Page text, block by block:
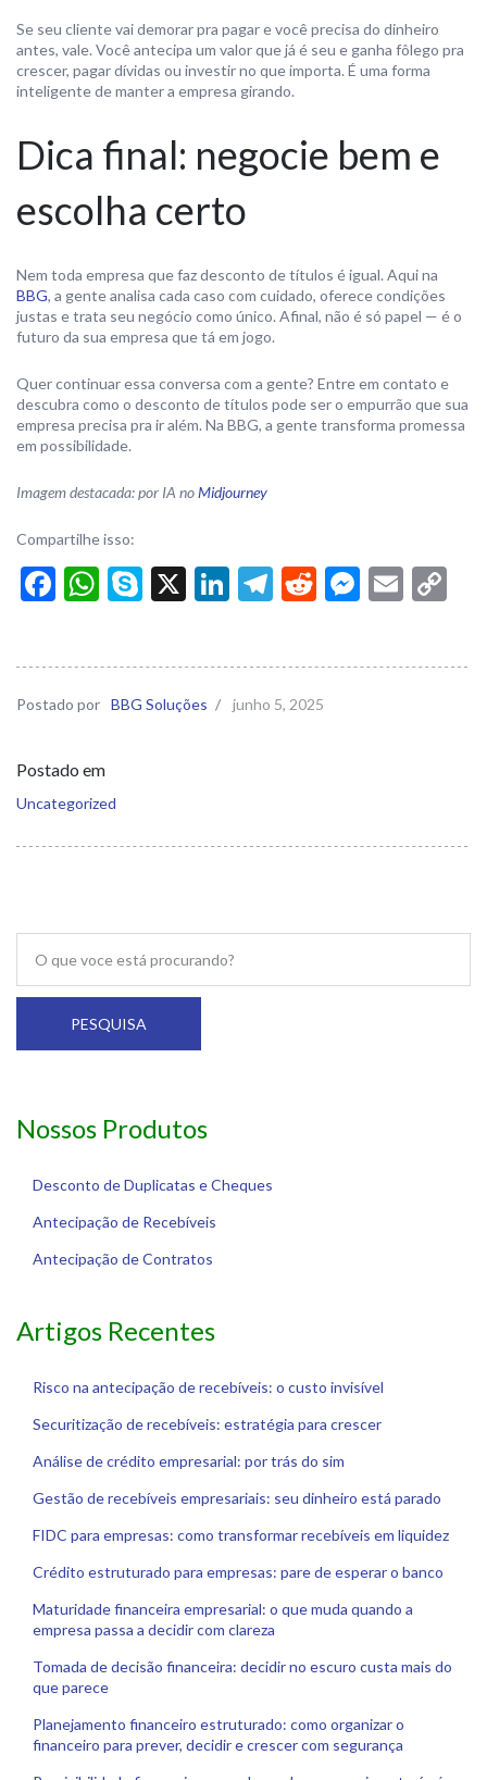
Se seu cliente vai demorar pra pagar e você precisa do dinheiro
antes, vale. Você antecipa um valor que já é seu e ganha fôlego pra
crescer, pagar dívidas ou investir no que importa. É uma forma
inteligente de manter a empresa girando.
Dica final: negocie bem e
escolha certo
Nem toda empresa que faz desconto de títulos é igual. Aqui na
BBG, a gente analisa cada caso com cuidado, oferece condições
justas e trata seu negócio como único. Afinal, não é só papel — é o
futuro da sua empresa que tá em jogo.
Quer continuar essa conversa com a gente? Entre em contato e
descubra como o desconto de títulos pode ser o empurrão que sua
empresa precisa pra ir além. Na BBG, a gente transforma promessa
em possibilidade.
Imagem destacada: por IA noMidjourney
Compartilhe isso:
Facebook
WhatsApp
Skype
X LinkedIn
Telegram
RedditEmail
Postado por BBG Soluções / junho 5, 2025
Postado em
Uncategorized
PESQUISA
Nossos Produtos
Desconto de Duplicatas e Cheques
Antecipação de Recebíveis
Antecipação de Contratos
Artigos Recentes
Risco na antecipação de recebíveis: o custo invisível
Securitização de recebíveis: estratégia para crescer
Análise de crédito empresarial: por trás do sim
Gestão de recebíveis empresariais: seu dinheiro está parado
FIDC para empresas: como transformar recebíveis em liquidez
Crédito estruturado para empresas: pare de esperar o banco
Maturidade financeira empresarial: o que muda quando a
empresa passa a decidir com clareza
Tomada de decisão financeira: decidir no escuro custa mais do
que parece
Planejamento financeiro estruturado: como organizar o
financeiro para prever, decidir e crescer com segurança